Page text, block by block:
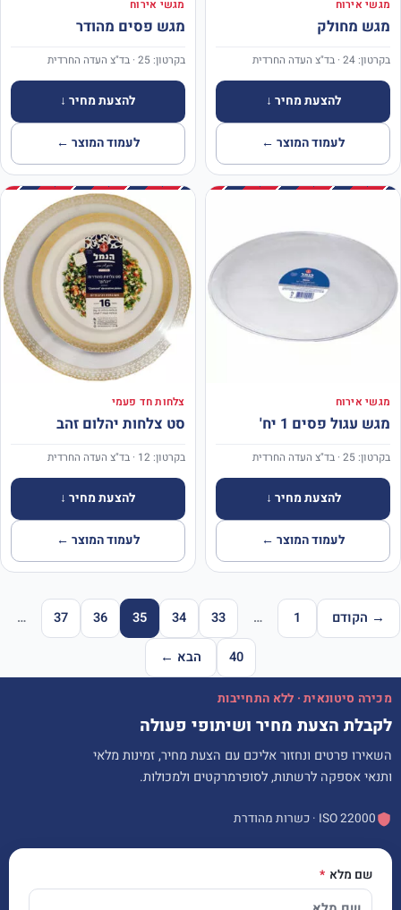
מגשי אירוח
מגש מחולק
בקרטון: 24 · בד"צ העדה החרדית
להצעת מחיר ↓
לעמוד המוצר ←
מגשי אירוח
מגש פסים מהודר
בקרטון: 25 · בד"צ העדה החרדית
להצעת מחיר ↓
לעמוד המוצר ←
מגשי אירוח
מגש עגול פסים 1 יח'
בקרטון: 25 · בד"צ העדה החרדית
להצעת מחיר ↓
לעמוד המוצר ←
צלחות חד פעמי
סט צלחות יהלום זהב
בקרטון: 12 · בד"צ העדה החרדית
להצעת מחיר ↓
לעמוד המוצר ←
→ הקודם 1
…
33
34
35
36
37
…
40 הבא ←
מכירה סיטונאית · ללא התחייבות
לקבלת הצעת מחיר ושיתופי פעולה
השאירו פרטים ונחזור אליכם עם הצעת מחיר, זמינות מלאי
ותנאי אספקה לרשתות, לסופרמרקטים ולמכולות.
ISO 22000 · כשרות מהודרת
שם מלא